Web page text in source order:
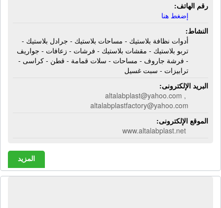
رقم الهاتف:
إضغط هنا
النشاط:
أدوات نظافة بلاستيك - مساحات بلاستيك - جرادل بلاستيك -
تربو بلاستيك - مقشات بلاستيك - فرشات - زعافات - جواريف
- فرشة جاروف - مساحات - سلات قمامة - قطن - كراسى -
ترابيزات - سبت غسيل
البريد الإلكترونى:
altalabplast@yahoo.com ,
altalabplastfactory@yahoo.com
الموقع الإلكترونى:
www.altalabplast.net
المزيد